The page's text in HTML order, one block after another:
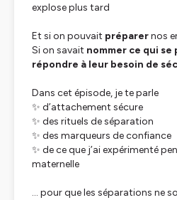
explose plus tard
Et si on pouvait préparernos
Si on savait nommer ce qui se
répondre à leur besoin de
Dans cet épisode, je te parle
✨ d’attachement sécure
✨ des rituels de séparation
✨ des marqueurs de confiance
✨ de ce que j’ai expérimenté
maternelle
… pour que les séparations ne